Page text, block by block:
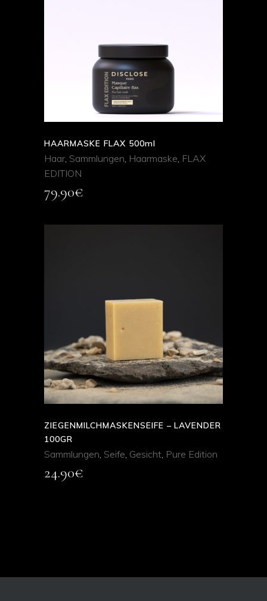
QUICK VIEW
HAARMASKE FLAX 500ml
Haar, Sammlungen, Haarmaske, FLAX
EDITION
79.90€
ADD TO CART
QUICK VIEW
ZIEGENMILCHMASKENSEIFE – LAVENDER
100GR
Sammlungen, Seife, Gesicht, Pure Edition
24.90€